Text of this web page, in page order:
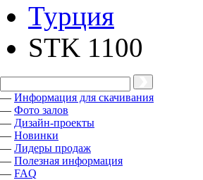
Турция
STK 1100
— Информация для скачивания
— Фото залов
— Дизайн-проекты
— Новинки
— Лидеры продаж
— Полезная информация
— FAQ